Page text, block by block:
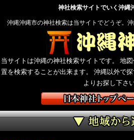
神社検索サイトでいく沖縄
沖縄沖縄市の神社検索は当サイトでどうぞ。
当サイトは沖縄の神社検索サイトです。 地
置を検索することが出来ます。 沖縄以外で
よりお探し下さい